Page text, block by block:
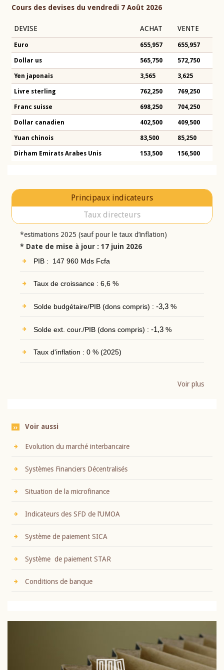
Cours des devises du vendredi 7 Août 2026
DEVISE ACHAT VENTE
Euro 655,957 655,957
Dollar us 565,750 572,750
Yen japonais 3,565 3,625
Livre sterling 762,250 769,250
Franc suisse 698,250 704,250
Dollar canadien 402,500 409,500
Yuan chinois 83,500 85,250
Dirham Emirats Arabes Unis 153,500 156,500
Principaux indicateurs
Taux directeurs
*estimations 2025 (sauf pour le taux d’inflation)
* Date de mise à jour : 17 juin 2026
PIB : 147 960 Mds Fcfa
Taux de croissance : 6,6 %
Solde budgétaire/PIB (dons compris) : -3,3%
Solde ext. cour./PIB (dons compris) : -1,3%
Taux d'inflation : 0 % (2025)
Voir plus
Voir aussi
Evolution du marché interbancaire
Systèmes Financiers Décentralisés
Situation de la microfinance
Indicateurs des SFD de l’UMOA
Système de paiement SICA
Système de paiement STAR
Conditions de banque